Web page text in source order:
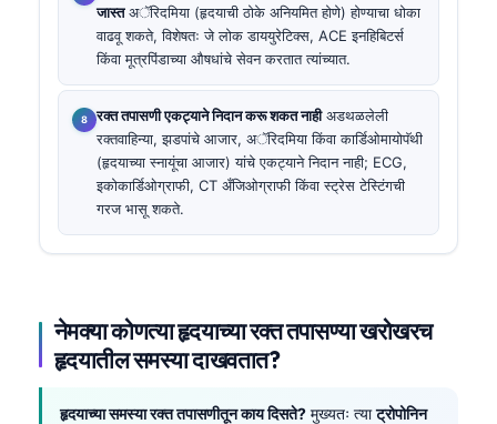
जास्तअॅरिदमिया (हृदयाची ठोके अनियमित होणे) होण्याचा धोका
वाढवू शकते, विशेषतः जे लोक डाययुरेटिक्स, ACE इनहिबिटर्स
किंवा मूत्रपिंडाच्या औषधांचे सेवन करतात त्यांच्यात.
रक्त तपासणी एकट्याने निदान करू शकत नाहीअडथळलेली
रक्तवाहिन्या, झडपांचे आजार, अॅरिदमिया किंवा कार्डिओमायोपॅथी
(हृदयाच्या स्नायूंचा आजार) यांचे एकट्याने निदान नाही; ECG,
इकोकार्डिओग्राफी, CT अँजिओग्राफी किंवा स्ट्रेस टेस्टिंगची
गरज भासू शकते.
नेमक्या कोणत्या हृदयाच्या रक्त तपासण्या खरोखरच
हृदयातील समस्या दाखवतात?
हृदयाच्या समस्या रक्त तपासणीतून काय दिसते? मुख्यतः त्याट्रोपोनिन